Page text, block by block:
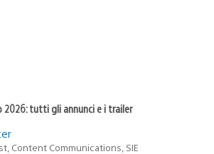
tutti gli annunci e i trailer
Content Communications, SIE